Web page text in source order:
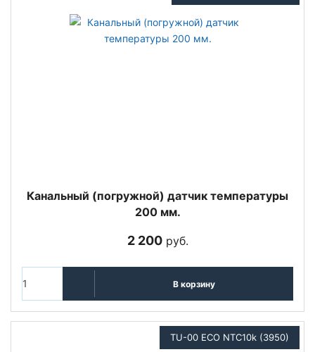
Канальный (погружной) датчик температуры
200 мм.
2 200руб.
В корзину
TU-00 ECO NTC10k (3950)